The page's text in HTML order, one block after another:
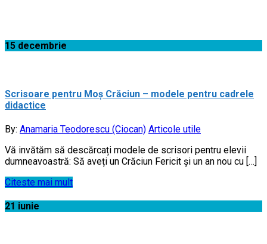
15 decembrie
Scrisoare pentru Moș Crăciun – modele pentru cadrele
didactice
By: Anamaria Teodorescu (Ciocan) Articole utile
Vă invătăm să descărcați modele de scrisori pentru elevii
dumneavoastră: Să aveți un Crăciun Fericit și un an nou cu […]
Citeste mai mult
21 iunie